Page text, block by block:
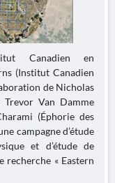
Canadien en
(Institut Canadien
de Nicholas
Trevor Van Damme
(Éphorie des
campagne d’étude
et d’étude de
recherche « Eastern